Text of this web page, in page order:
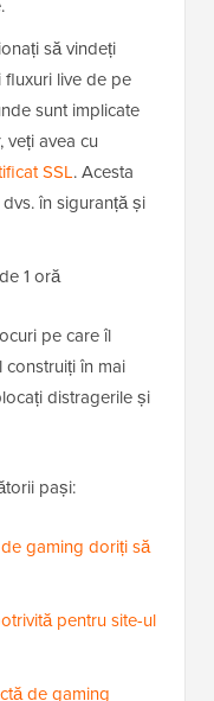
să vindeți
live de pe
sunt implicate
veți avea cu
SSL. Acesta
în siguranță și
1 oră
pe care îl
în mai
distragerile și
pași:
gaming doriți să
pentru site-ul
de gaming